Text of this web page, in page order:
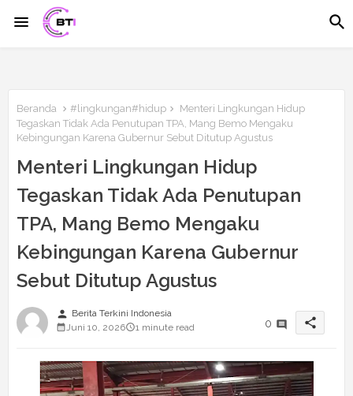
Beranda #lingkungan#hidup
Menteri Lingkungan Hidup
Tegaskan Tidak Ada Penutupan TPA, Mang Bemo Mengaku
Kebingungan Karena Gubernur Sebut Ditutup Agustus
Menteri Lingkungan Hidup
Tegaskan Tidak Ada Penutupan
TPA, Mang Bemo Mengaku
Kebingungan Karena Gubernur
Sebut Ditutup Agustus
person Berita Terkini Indonesia
Juni 10, 2026
1 minute read 0 share